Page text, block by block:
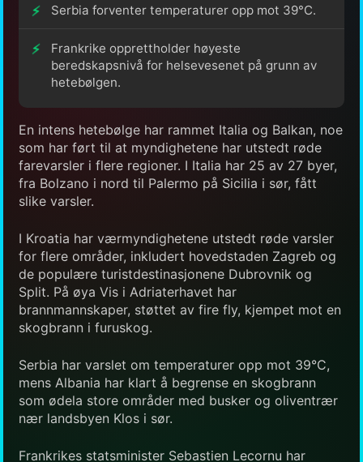
Serbia forventer temperaturer opp mot 39°C.
Frankrike opprettholder høyeste
beredskapsnivå for helsevesenet på grunn av
hetebølgen.
En intens hetebølge har rammet Italia og Balkan, noe
som har ført til at myndighetene har utstedt røde
farevarsler i flere regioner. I Italia har 25 av 27 byer,
fra Bolzano i nord til Palermo på Sicilia i sør, fått
slike varsler.
I Kroatia har værmyndighetene utstedt røde varsler
for flere områder, inkludert hovedstaden Zagreb og
de populære turistdestinasjonene Dubrovnik og
Split. På øya Vis i Adriaterhavet har
brannmannskaper, støttet av fire fly, kjempet mot en
skogbrann i furuskog.
Serbia har varslet om temperaturer opp mot 39°C,
mens Albania har klart å begrense en skogbrann
som ødela store områder med busker og oliventrær
nær landsbyen Klos i sør.
Frankrikes statsminister Sebastien Lecornu har